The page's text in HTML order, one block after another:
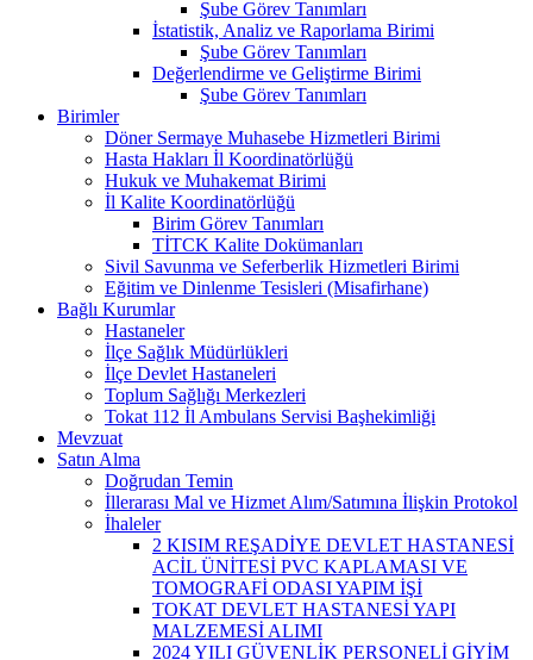
Şube Görev Tanımları
İstatistik, Analiz ve Raporlama Birimi
Şube Görev Tanımları
Değerlendirme ve Geliştirme Birimi
Şube Görev Tanımları
Birimler
Döner Sermaye Muhasebe Hizmetleri Birimi
Hasta Hakları İl Koordinatörlüğü
Hukuk ve Muhakemat Birimi
İl Kalite Koordinatörlüğü
Birim Görev Tanımları
TİTCK Kalite Dokümanları
Sivil Savunma ve Seferberlik Hizmetleri Birimi
Eğitim ve Dinlenme Tesisleri (Misafirhane)
Bağlı Kurumlar
Hastaneler
İlçe Sağlık Müdürlükleri
İlçe Devlet Hastaneleri
Toplum Sağlığı Merkezleri
Tokat 112 İl Ambulans Servisi Başhekimliği
Mevzuat
Satın Alma
Doğrudan Temin
İllerarası Mal ve Hizmet Alım/Satımına İlişkin Protokol
İhaleler
2 KISIM REŞADİYE DEVLET HASTANESİ
ACİL ÜNİTESİ PVC KAPLAMASI VE
TOMOGRAFİ ODASI YAPIM İŞİ
TOKAT DEVLET HASTANESİ YAPI
MALZEMESİ ALIMI
2024 YILI GÜVENLİK PERSONELİ GİYİM